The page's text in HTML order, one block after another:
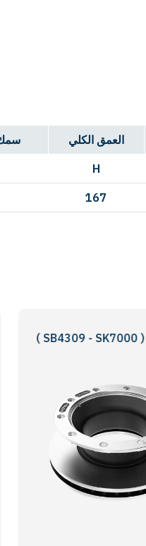
العمق الكلي
H
167
- SK7000 ) GENİŞ
0308834020 -